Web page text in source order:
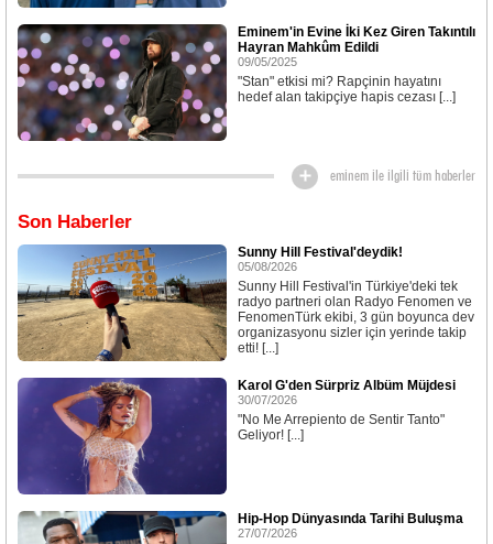
Eminem'in Evine İki Kez Giren Takıntılı
Hayran Mahkûm Edildi
09/05/2025
"Stan" etkisi mi? Rapçinin hayatını
hedef alan takipçiye hapis cezası [...]
eminem ile ilgili tüm haberler
Son Haberler
Sunny Hill Festival'deydik!
05/08/2026
Sunny Hill Festival'in Türkiye'deki tek
radyo partneri olan Radyo Fenomen ve
FenomenTürk ekibi, 3 gün boyunca dev
organizasyonu sizler için yerinde takip
etti! [...]
Karol G'den Sürpriz Albüm Müjdesi
30/07/2026
"No Me Arrepiento de Sentir Tanto"
Geliyor! [...]
Hip-Hop Dünyasında Tarihi Buluşma
27/07/2026